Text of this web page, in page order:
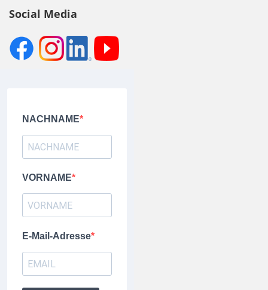
Social Media
NACHNAME
VORNAME
E-Mail-Adresse